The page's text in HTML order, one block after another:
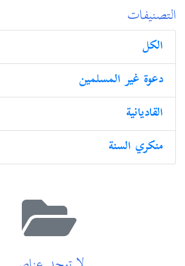
التصنيفات
الكل
دعوة غير المسلمين
القادیانیة
منكري السنة